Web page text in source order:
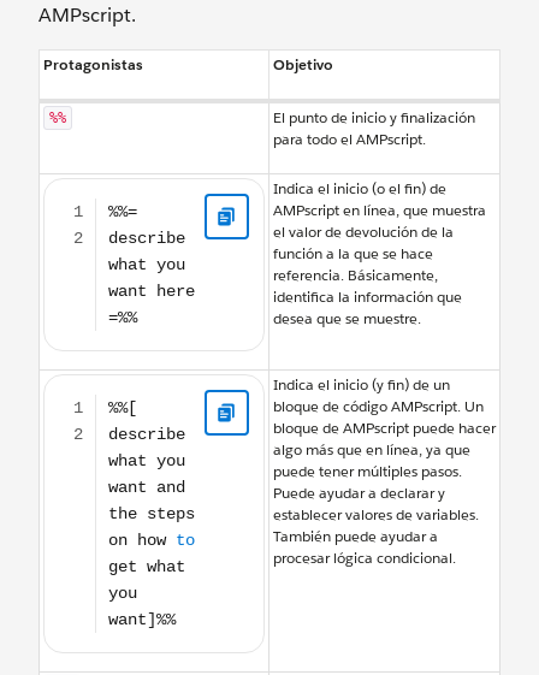
AMPscript.
Protagonistas Objetivo
%%
El punto de inicio y finalización
para todo el AMPscript.
%%= describe what you want here =%%Indica el inicio (o el fin) de
AMPscript en línea, que muestra
el valor de devolución de la
función a la que se hace
referencia. Básicamente,
identifica la información que
desea que se muestre.
%%[ describe what you want and the steps on how to get what you
Indica el inicio (y fin) de un
bloque de código AMPscript. Un
bloque de AMPscript puede hacer
algo más que en línea, ya que
puede tener múltiples pasos.
Puede ayudar a declarar y
establecer valores de variables.
También puede ayudar a
procesar lógica condicional.